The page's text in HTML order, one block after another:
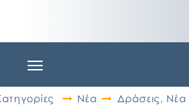
Toggle
Νέα Δράσεις, Νέα